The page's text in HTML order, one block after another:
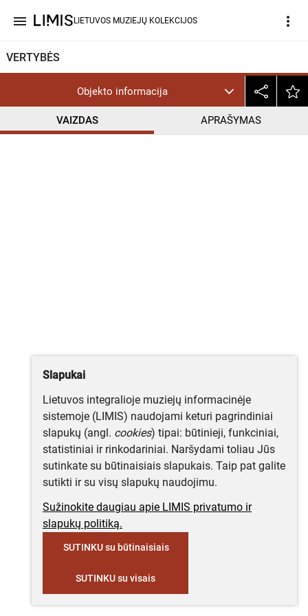
menu LIETUVOS MUZIEJŲ KOLEKCIJOS more_vert
VERTYBĖS
Objekto informacija
VAIZDAS APRAŠYMAS
help_outline
Slapukai
Lietuvos integralioje muziejų informacinėje
sistemoje (LIMIS) naudojami keturi pagrindiniai
slapukų (angl. cookies) tipai: būtinieji, funkciniai,
statistiniai ir rinkodariniai. Naršydami toliau Jūs
sutinkate su būtinaisiais slapukais. Taip pat galite
sutikti ir su visų slapukų naudojimu.
Sužinokite daugiau apie LIMIS privatumo ir
slapukų politiką.
SUTINKU su būtinaisiais
SUTINKU su visais